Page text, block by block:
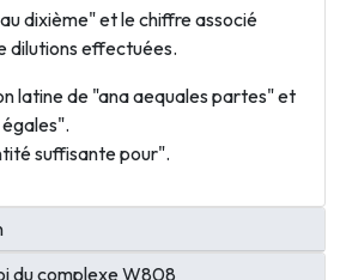
dixième" et le chiffre associé
dilutions effectuées.
latine de "ana aequales partes" et
suffisante pour".
du complexe W808